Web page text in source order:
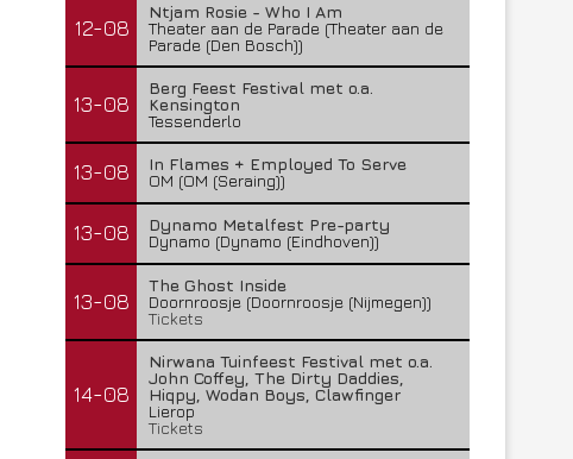
12-08
Ntjam Rosie - Who I Am
Theater aan de Parade (Theater aan de
Parade (Den Bosch))
13-08
Berg Feest Festival met o.a.
Kensington
Tessenderlo
13-08
In Flames + Employed To Serve
OM (OM (Seraing))
13-08
Dynamo Metalfest Pre-party
Dynamo (Dynamo (Eindhoven))
13-08
The Ghost Inside
Doornroosje (Doornroosje (Nijmegen))
Tickets
14-08
Nirwana Tuinfeest Festival met o.a.
John Coffey, The Dirty Daddies,
Hiqpy, Wodan Boys, Clawfinger
Lierop
Tickets